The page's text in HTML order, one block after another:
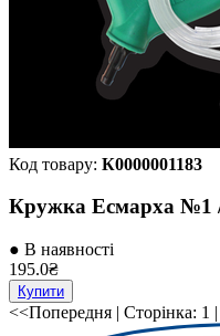
Код товару: К0000001183
Кружка Есмарха №1 /
● В наявності
195.0₴
Купити
<<Попередня | Сторінка: 1 |